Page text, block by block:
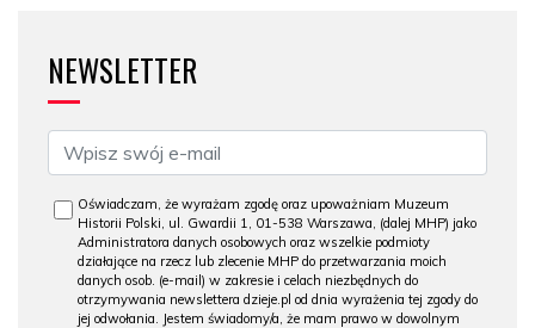
NEWSLETTER
Oświadczam, że wyrażam zgodę oraz upoważniam Muzeum
Historii Polski, ul. Gwardii 1, 01-538 Warszawa, (dalej MHP) jako
Administratora danych osobowych oraz wszelkie podmioty
działające na rzecz lub zlecenie MHP do przetwarzania moich
danych osob. (e-mail) w zakresie i celach niezbędnych do
otrzymywania newslettera dzieje.pl od dnia wyrażenia tej zgody do
jej odwołania. Jestem świadomy/a, że mam prawo w dowolnym